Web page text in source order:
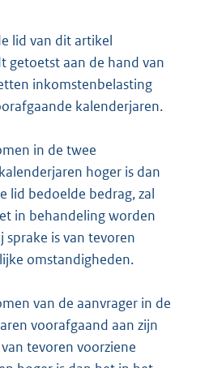
lid van dit artikel
getoetst aan de hand van
inkomstenbelasting
kalenderjaren.
in de twee
hoger is dan
lid bedoelde bedrag, zal
in behandeling worden
sprake is van tevoren
omstandigheden.
van de aanvrager in de
voorafgaand aan zijn
tevoren voorziene